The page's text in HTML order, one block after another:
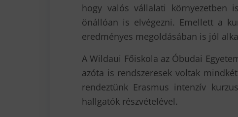
hogy valós vállalati környezetben
önállóan is elvégezni. Emellett a
eredményes megoldásában is jól
A Wildaui Főiskola az Óbudai
azóta is rendszeresek voltak
rendeztünk Erasmus intenzív
hallgatók részvételével.